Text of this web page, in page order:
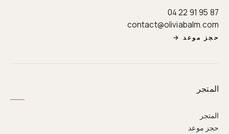
04 22 91 95 87
contact@oliviabalm.com
حجز موعد →
المتجر
المتجر
حجز موعد